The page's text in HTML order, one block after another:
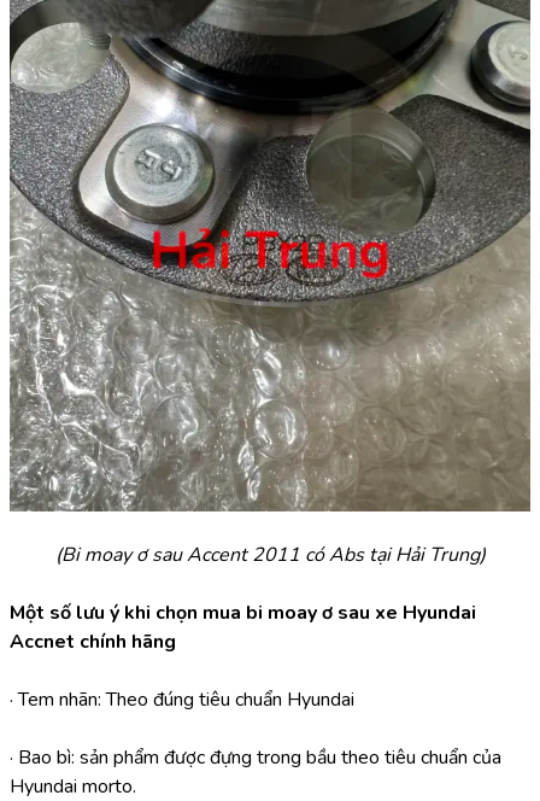
(Bi moay ơ sau Accent 2011 có Abs tại Hải Trung)
Một số lưu ý khi chọn mua bi moay ơ sau xe Hyundai
Accnet chính hãng
· Tem nhãn: Theo đúng tiêu chuẩn Hyundai
· Bao bì: sản phẩm được đựng trong bầu theo tiêu chuẩn của
Hyundai morto.